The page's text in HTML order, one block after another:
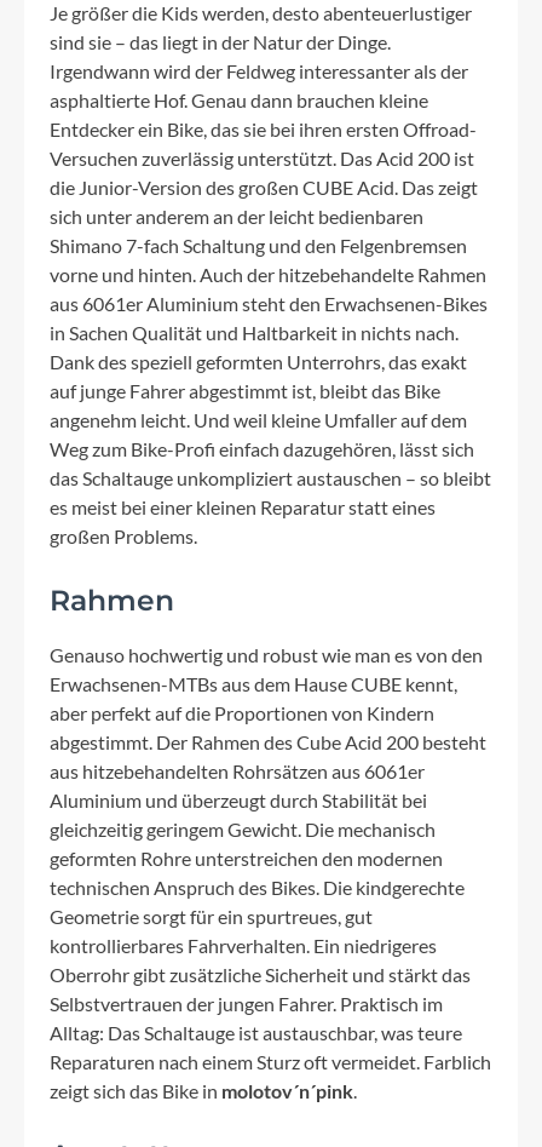
Je größer die Kids werden, desto abenteuerlustiger
sind sie – das liegt in der Natur der Dinge.
Irgendwann wird der Feldweg interessanter als der
asphaltierte Hof. Genau dann brauchen kleine
Entdecker ein Bike, das sie bei ihren ersten Offroad-
Versuchen zuverlässig unterstützt. Das Acid 200 ist
die Junior-Version des großen CUBE Acid. Das zeigt
sich unter anderem an der leicht bedienbaren
Shimano 7-fach Schaltung und den Felgenbremsen
vorne und hinten. Auch der hitzebehandelte Rahmen
aus 6061er Aluminium steht den Erwachsenen-Bikes
in Sachen Qualität und Haltbarkeit in nichts nach.
Dank des speziell geformten Unterrohrs, das exakt
auf junge Fahrer abgestimmt ist, bleibt das Bike
angenehm leicht. Und weil kleine Umfaller auf dem
Weg zum Bike-Profi einfach dazugehören, lässt sich
das Schaltauge unkompliziert austauschen – so bleibt
es meist bei einer kleinen Reparatur statt eines
großen Problems.
Rahmen
Genauso hochwertig und robust wie man es von den
Erwachsenen-MTBs aus dem Hause CUBE kennt,
aber perfekt auf die Proportionen von Kindern
abgestimmt. Der Rahmen des Cube Acid 200 besteht
aus hitzebehandelten Rohrsätzen aus 6061er
Aluminium und überzeugt durch Stabilität bei
gleichzeitig geringem Gewicht. Die mechanisch
geformten Rohre unterstreichen den modernen
technischen Anspruch des Bikes. Die kindgerechte
Geometrie sorgt für ein spurtreues, gut
kontrollierbares Fahrverhalten. Ein niedrigeres
Oberrohr gibt zusätzliche Sicherheit und stärkt das
Selbstvertrauen der jungen Fahrer. Praktisch im
Alltag: Das Schaltauge ist austauschbar, was teure
Reparaturen nach einem Sturz oft vermeidet. Farblich
zeigt sich das Bike in molotov´n´pink.